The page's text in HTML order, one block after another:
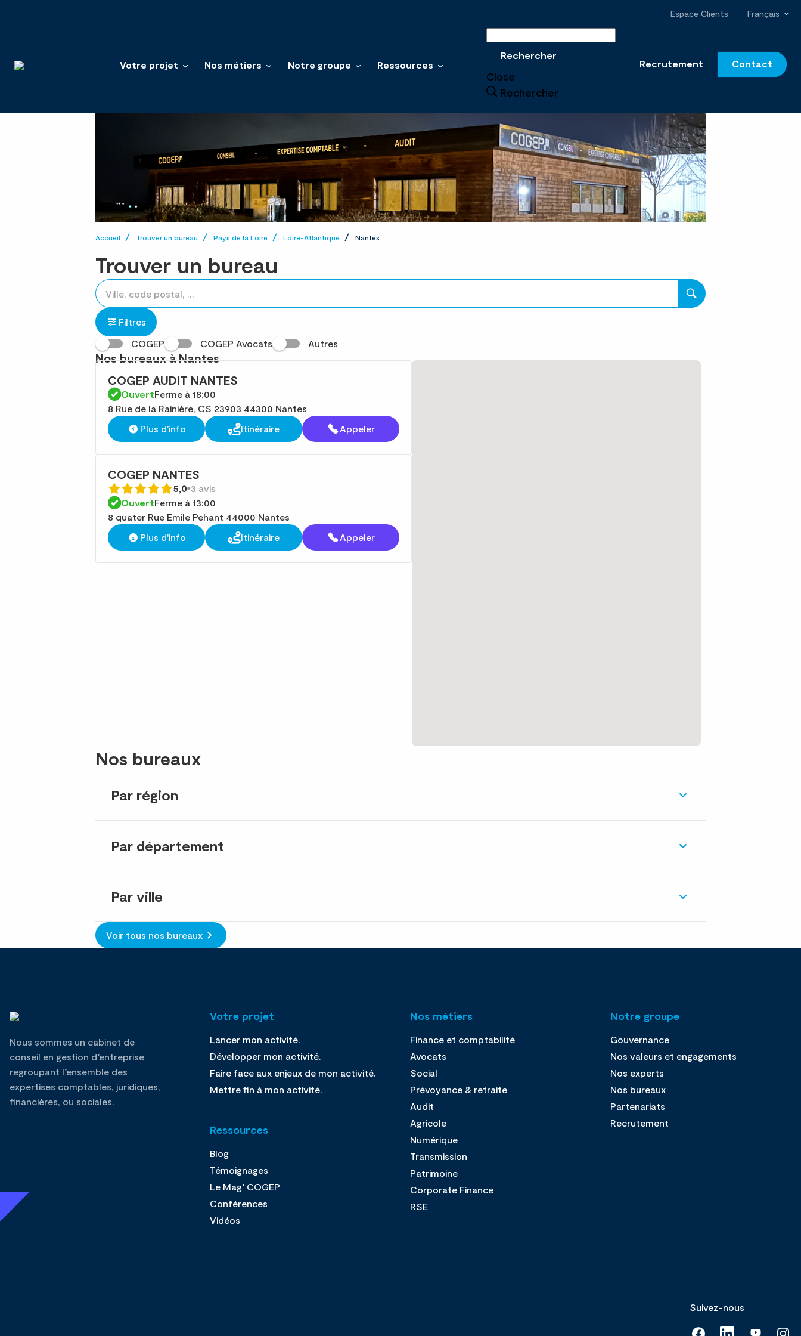
Espace Clients Français
Votre projet Nos métiers Notre groupe Ressources
Rechercher
Close
Rechercher
Recrutement Contact
Accueil Trouver un bureau Pays de la Loire Loire-Atlantique Nantes
Trouver un bureau
Veuillez
renseigner
une
adresse
{{count}}
résultat(s)
trouvé(s)
Filtres
COGEP
COGEP Avocats Autres
Nos bureaux à Nantes
COGEP AUDIT NANTES
OuvertFerme à 18:00
8 Rue de la Rainière, CS 23903 44300 Nantes
Plus d'info
Itinéraire Appeler
COGEP NANTES
5,0 3 avis
OuvertFerme à 13:00
8 quater Rue Emile Pehant 44000 Nantes
Plus d'info
Itinéraire Appeler
Nos bureaux
Par région
Par département
Par ville
Voir tous nos bureaux
Nous sommes un cabinet de
conseil en gestion d’entreprise
regroupant l’ensemble des
expertises comptables, juridiques,
financières, ou sociales.
Votre projet
Lancer mon activité.
Développer mon activité.
Faire face aux enjeux de mon activité.
Mettre fin à mon activité.
Nos métiers
Finance et comptabilité
Avocats
Social
Prévoyance & retraite
Audit
Agricole
Numérique
Transmission
Patrimoine
Corporate Finance
RSE
Notre groupe
Gouvernance
Nos valeurs et engagements
Nos experts
Nos bureaux
Partenariats
Recrutement
Ressources
Blog
Témoignages
Le Mag’ COGEP
Conférences
Vidéos
Suivez-nous